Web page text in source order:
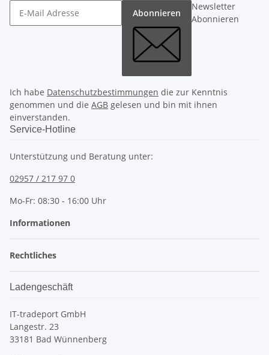
Abonnieren
Newsletter
Abonnieren
Ich habe Datenschutzbestimmungen die zur Kenntnis
genommen und die AGB gelesen und bin mit ihnen
einverstanden.
Service-Hotline
Unterstützung und Beratung unter:
02957 / 217 97 0
Mo-Fr: 08:30 - 16:00 Uhr
Informationen
Rechtliches
Ladengeschäft
IT-tradeport GmbH
Langestr. 23
33181 Bad Wünnenberg